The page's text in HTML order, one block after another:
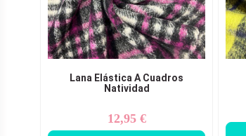
Lana Elástica A Cuadros
Natividad
Precio
12,95 €